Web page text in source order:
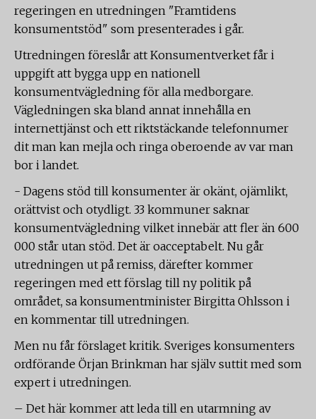
regeringen en utredningen "Framtidens
konsumentstöd" som presenterades i går.
Utredningen föreslår att Konsumentverket får i
uppgift att bygga upp en nationell
konsumentvägledning för alla medborgare.
Vägledningen ska bland annat innehålla en
internettjänst och ett riktstäckande telefonnumer
dit man kan mejla och ringa oberoende av var man
bor i landet.
- Dagens stöd till konsumenter är okänt, ojämlikt,
orättvist och otydligt. 33 kommuner saknar
konsumentvägledning vilket innebär att fler än 600
000 står utan stöd. Det är oacceptabelt. Nu går
utredningen ut på remiss, därefter kommer
regeringen med ett förslag till ny politik på
området, sa konsumentminister Birgitta Ohlsson i
en kommentar till utredningen.
Men nu får förslaget kritik. Sveriges konsumenters
ordförande Örjan Brinkman har själv suttit med som
expert i utredningen.
– Det här kommer att leda till en utarmning av